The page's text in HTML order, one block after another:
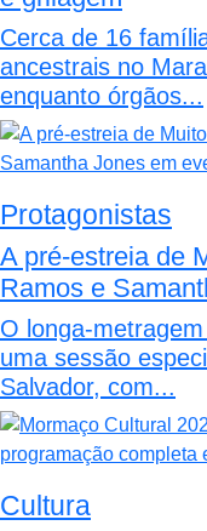
Cerca de 16
ancestrais no
enquanto órgãos...
Protagonistas
A pré-estreia de
Ramos e
O longa-
uma sessão
Salvador, com...
Cultura